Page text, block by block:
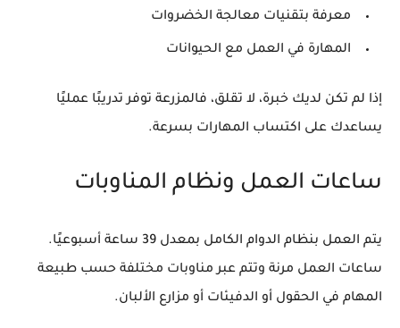
معرفة بتقنيات معالجة الخضروات
المهارة في العمل مع الحيوانات
إذا لم تكن لديك خبرة، لا تقلق، فالمزرعة توفر تدريبًا عمليًا
يساعدك على اكتساب المهارات بسرعة.
ساعات العمل ونظام المناوبات
يتم العمل بنظام الدوام الكامل بمعدل 39 ساعة أسبوعيًا
.
ساعات العمل مرنة وتتم عبر مناوبات مختلفة حسب طبيعة
المهام في الحقول أو الدفيئات أو مزارع الألبان.